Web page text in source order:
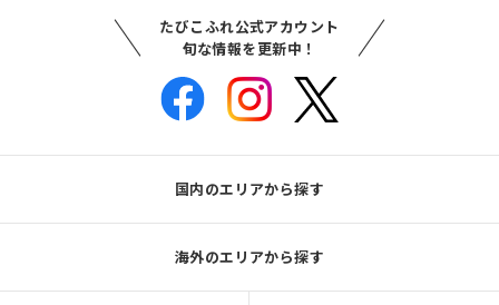
たびこふれ公式アカウント
旬な情報を更新中！
国内のエリアから探す
海外のエリアから探す